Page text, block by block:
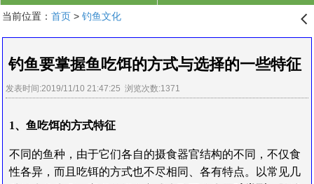
当前位置： 首页> 钓鱼文化 󰊒
钓鱼要掌握鱼吃饵的方式与选择的一些特征
发表时间:2019/11/10 21:47:25 浏览次数:1371
1、鱼吃饵的方式特征
不同的鱼种，由于它们各自的摄食器官结构的不同，不仅食
性各异，而且吃铒的方式也不尽相同、各有特点。以常见几